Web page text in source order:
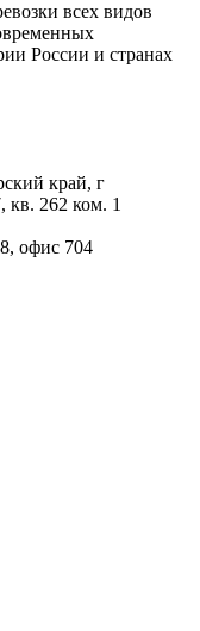
всех видов
России и странах
край, г
кв. 262 ком. 1
офис 704